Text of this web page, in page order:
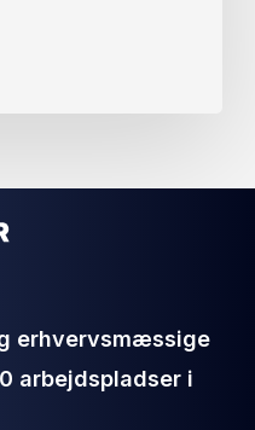
erhvervsmæssige
arbejdspladser i